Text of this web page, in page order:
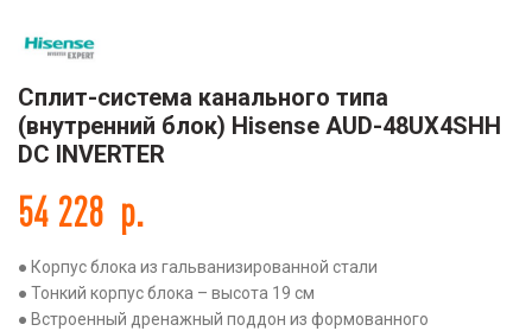
Сплит-система канального типа
(внутренний блок) Hisense AUD-48UX4SHH
DC INVERTER
54 228 р.
● Корпус блока из гальванизированной стали
● Тонкий корпус блока – высота 19 см
● Встроенный дренажный поддон из формованного